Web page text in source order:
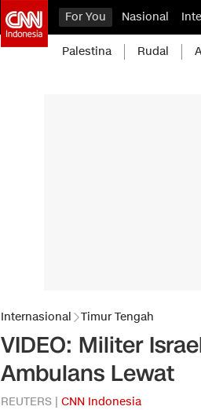
For You Nasional
Palestina Rudal
Internasional Timur Tengah
VIDEO: Militer
Ambulans Lewat
REUTERS | CNN Indonesia